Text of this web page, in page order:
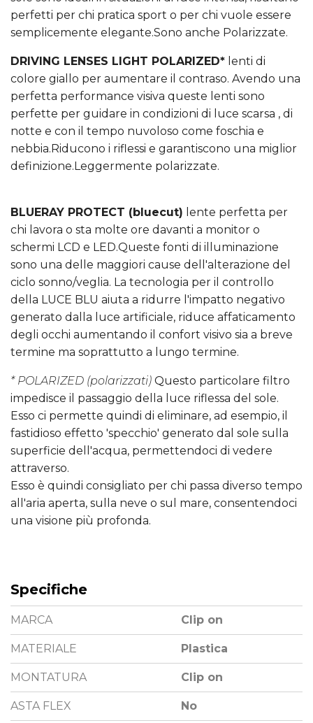
perfetti per chi pratica sport o per chi vuole essere
semplicemente elegante.Sono anche Polarizzate.
DRIVING LENSES LIGHT POLARIZED* lenti di
colore giallo per aumentare il contraso. Avendo una
perfetta performance visiva queste lenti sono
perfette per guidare in condizioni di luce scarsa , di
notte e con il tempo nuvoloso come foschia e
nebbia.Riducono i riflessi e garantiscono una miglior
definizione.Leggermente polarizzate.
BLUERAY PROTECT (bluecut) lente perfetta per
chi lavora o sta molte ore davanti a monitor o
schermi LCD e LED.Queste fonti di illuminazione
sono una delle maggiori cause dell'alterazione del
ciclo sonno/veglia. La tecnologia per il controllo
della LUCE BLU aiuta a ridurre l'impatto negativo
generato dalla luce artificiale, riduce affaticamento
degli occhi aumentando il confort visivo sia a breve
termine ma soprattutto a lungo termine.
* POLARIZED (polarizzati) Questo particolare filtro
impedisce il passaggio della luce riflessa del sole.
Esso ci permette quindi di eliminare, ad esempio, il
fastidioso effetto 'specchio' generato dal sole sulla
superficie dell'acqua, permettendoci di vedere
attraverso.
Esso è quindi consigliato per chi passa diverso tempo
all'aria aperta, sulla neve o sul mare, consentendoci
una visione più profonda.
Specifiche
MARCA Clip on
MATERIALE Plastica
MONTATURA Clip on
ASTA FLEX No